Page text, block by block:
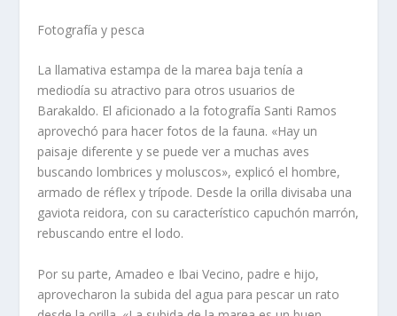
Fotografía y pesca
La llamativa estampa de la marea baja tenía a
mediodía su atractivo para otros usuarios de
Barakaldo. El aficionado a la fotografía Santi Ramos
aprovechó para hacer fotos de la fauna. «Hay un
paisaje diferente y se puede ver a muchas aves
buscando lombrices y moluscos», explicó el hombre,
armado de réflex y trípode. Desde la orilla divisaba una
gaviota reidora, con su característico capuchón marrón,
rebuscando entre el lodo.
Por su parte, Amadeo e Ibai Vecino, padre e hijo,
aprovecharon la subida del agua para pescar un rato